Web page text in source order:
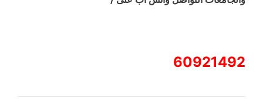
60921492